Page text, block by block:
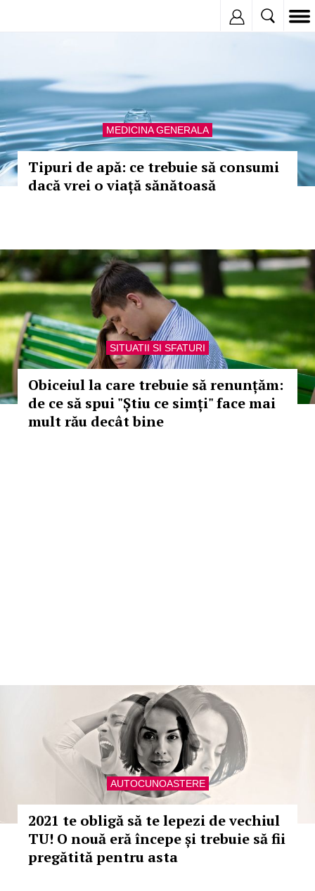
MEDICINA GENERALA
Tipuri de apă: ce trebuie să consumi
dacă vrei o viață sănătoasă
SITUATII SI SFATURI
Obiceiul la care trebuie să renunțăm:
de ce să spui "Știu ce simți" face mai
mult rău decât bine
AUTOCUNOASTERE
2021 te obligă să te lepezi de vechiul
TU! O nouă eră începe și trebuie să fii
pregătită pentru asta